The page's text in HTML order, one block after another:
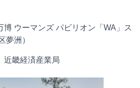
ウーマンズ パビリオン「WA」ス
夢洲）
畿経済産業局